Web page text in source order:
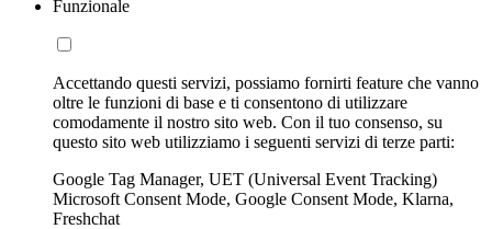
Funzionale
Accettando questi servizi, possiamo fornirti feature che vanno
oltre le funzioni di base e ti consentono di utilizzare
comodamente il nostro sito web. Con il tuo consenso, su
questo sito web utilizziamo i seguenti servizi di terze parti:
Google Tag Manager, UET (Universal Event Tracking)
Microsoft Consent Mode, Google Consent Mode, Klarna,
Freshchat